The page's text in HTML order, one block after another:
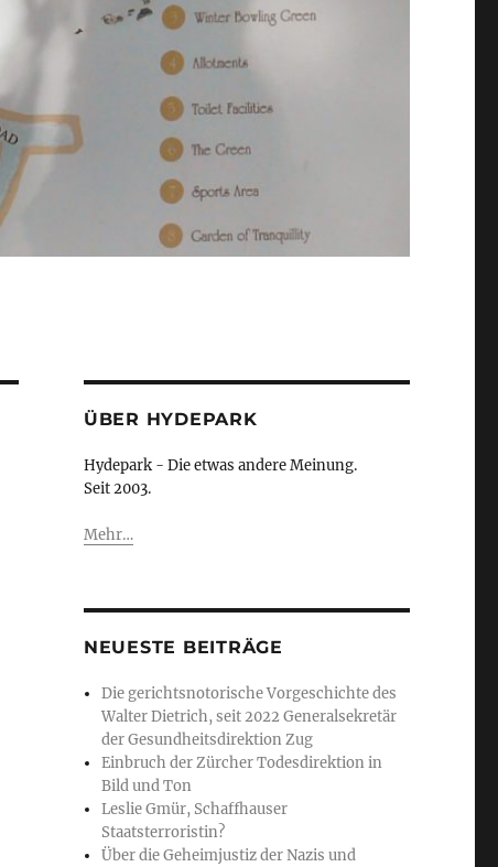
ÜBER HYDEPARK
Hydepark - Die etwas andere Meinung.
Seit 2003.
Mehr…
NEUESTE BEITRÄGE
Die gerichtsnotorische Vorgeschichte des
Walter Dietrich, seit 2022 Generalsekretär
der Gesundheitsdirektion Zug
Einbruch der Zürcher Todesdirektion in
Bild und Ton
Leslie Gmür, Schaffhauser
Staatsterroristin?
Über die Geheimjustiz der Nazis und